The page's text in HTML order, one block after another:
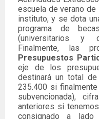
escuela de verano
instituto, y se dota
programa de
(universitarios y
Finalmente, las
Presupuestos
eje de los
destinará un total
235.400 si
subvencionada),
anteriores si
consignado a